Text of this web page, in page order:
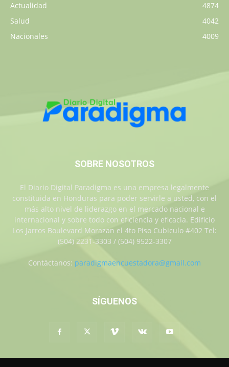
Actualidad
4874
Salud
4042
Nacionales
4009
SOBRE NOSOTROS
El Diario Digital Paradigma es una empresa legalmente
constituida en Honduras para poder servirle a usted, con el
más alto nivel de liderazgo en el mercado nacional e
internacional y sobre todo con eficiencia y eficacia. Edificio
Los Jarros Boulevard Morazan el 4to Piso Cubiculo #402 Tel:
(504) 2231-3303 / (504) 9522-3307
Contáctanos: paradigmaencuestadora@gmail.com
SÍGUENOS